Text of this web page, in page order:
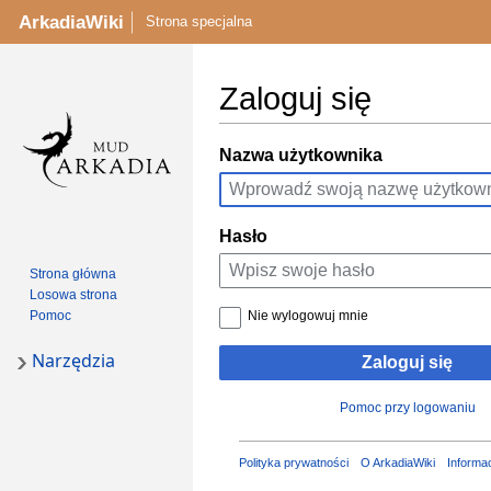
Zaloguj się
Przejdź
do
nawigacji
Przejdź
do
wyszukiwania
Nazwa użytkownika
Hasło
Nie wylogowuj mnie
Zaloguj się
Pomoc przy logowaniu
Polityka prywatności O ArkadiaWiki
ArkadiaWiki Strona specjalna
Strona główna
Losowa strona
Pomoc
Narzędzia